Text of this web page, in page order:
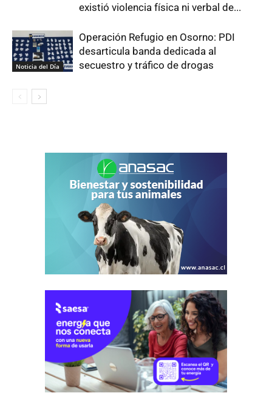
existió violencia física ni verbal de...
Noticia del Día
Operación Refugio en Osorno: PDI
desarticula banda dedicada al
secuestro y tráfico de drogas